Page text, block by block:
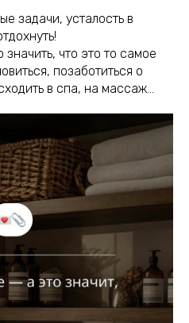
задачи, усталость в
что это то самое
позаботиться о
в спа, на массаж…